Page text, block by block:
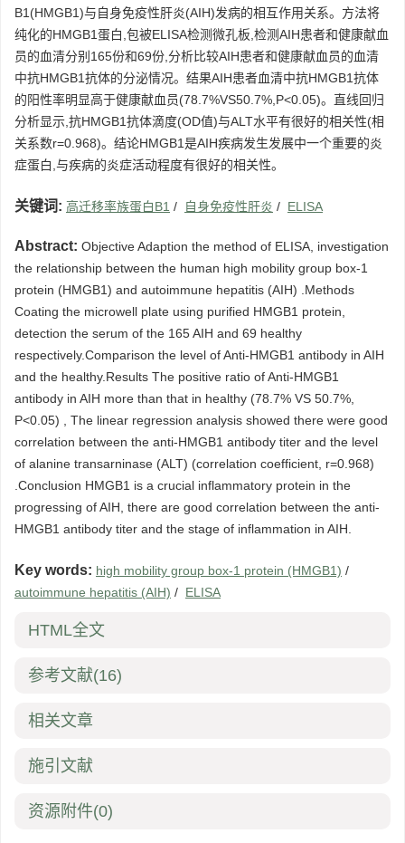
B1(HMGB1)与自身免疫性肝炎(AIH)发病的相互作用关系。方法将
纯化的HMGB1蛋白,包被ELISA检测微孔板,检测AIH患者和健康献血
员的血清分别165份和69份,分析比较AIH患者和健康献血员的血清
中抗HMGB1抗体的分泌情况。结果AIH患者血清中抗HMGB1抗体
的阳性率明显高于健康献血员(78.7%VS50.7%,P<0.05)。直线回归
分析显示,抗HMGB1抗体滴度(OD值)与ALT水平有很好的相关性(相
关系数r=0.968)。结论HMGB1是AIH疾病发生发展中一个重要的炎
症蛋白,与疾病的炎症活动程度有很好的相关性。
关键词: 高迁移率族蛋白B1 / 自身免疫性肝炎 / ELISA
Abstract: Objective Adaption the method of ELISA, investigation
the relationship between the human high mobility group box-1
protein (HMGB1) and autoimmune hepatitis (AIH) .Methods
Coating the microwell plate using purified HMGB1 protein,
detection the serum of the 165 AIH and 69 healthy
respectively.Comparison the level of Anti-HMGB1 antibody in AIH
and the healthy.Results The positive ratio of Anti-HMGB1
antibody in AIH more than that in healthy (78.7% VS 50.7%,
P<0.05) , The linear regression analysis showed there were good
correlation between the anti-HMGB1 antibody titer and the level
of alanine transarninase (ALT) (correlation coefficient, r=0.968)
.Conclusion HMGB1 is a crucial inflammatory protein in the
progressing of AIH, there are good correlation between the anti-
HMGB1 antibody titer and the stage of inflammation in AIH.
Key words: high mobility group box-1 protein (HMGB1) /
autoimmune hepatitis (AIH) / ELISA
HTML全文
参考文献(16)
相关文章
施引文献
资源附件(0)